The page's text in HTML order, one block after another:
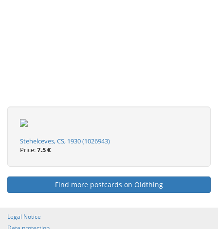
Stehelceves, CS, 1930 (1026943)
Price:7.5 €
Find more postcards on Oldthing
Legal Notice